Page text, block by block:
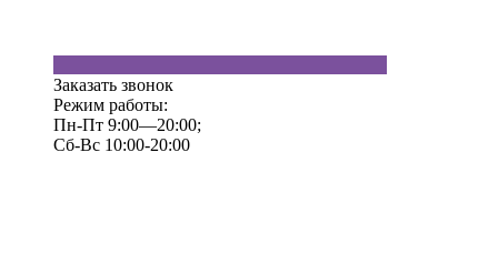
Заказать звонок
Режим работы:
Пн-Пт 9:00—20:00;
Сб-Вс 10:00-20:00